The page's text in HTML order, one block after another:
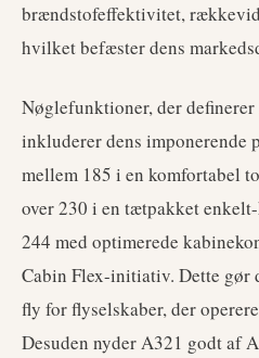
brændstofeffektivitet,
hvilket befæster dens
Nøglefunktioner, der
inkluderer dens imponerende
mellem 185 i en komfortabel
over 230 i en tætpakket
244 med optimerede
Cabin Flex-initiativ. Dette
fly for flyselskaber, der
Desuden nyder A321 godt af